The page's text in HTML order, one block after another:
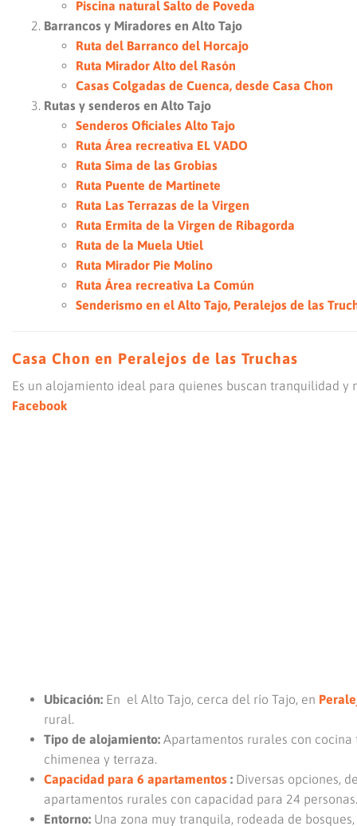
Piscina natural Salto de Poveda
Barrancos y Miradores en Alto Tajo
Ruta del Barranco del Horcajo
Ruta Mirador Alto del Rasón
Casas Colgadas de Cuenca, desde Casa Chon
Rutas y senderos en Alto Tajo
Senderos Oficiales Alto Tajo
Ruta Área recreativa EL VADO
Ruta Sima de las Grobias
Ruta Puente de Martinete
Ruta Las Terrazas de la Virgen
Ruta Ermita de la Virgen de Ribagorda
Ruta de la Muela Utiel
Ruta Mirador Pie Molino
Ruta Área recreativa La Común
Senderismo en el Alto Tajo, Peralejos de las
Casa Chon en Peralejos de las Truchas
Es un alojamiento ideal para quienes buscan tranquilidad
Facebook
Ubicación: En el Alto Tajo, cerca del río Tajo, en
rural.
Tipo de alojamiento: Apartamentos rurales con
chimenea y terraza.
Capacidad para 6 apartamentos : Diversas opciones,
apartamentos rurales con capacidad para 24 personas.
Entorno: Una zona muy tranquila, rodeada de